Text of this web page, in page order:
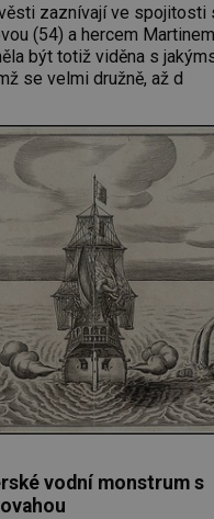
zaznívají ve spojitosti
(54) a hercem
být totiž viděna s
se velmi družně, až d
vodní monstrum s